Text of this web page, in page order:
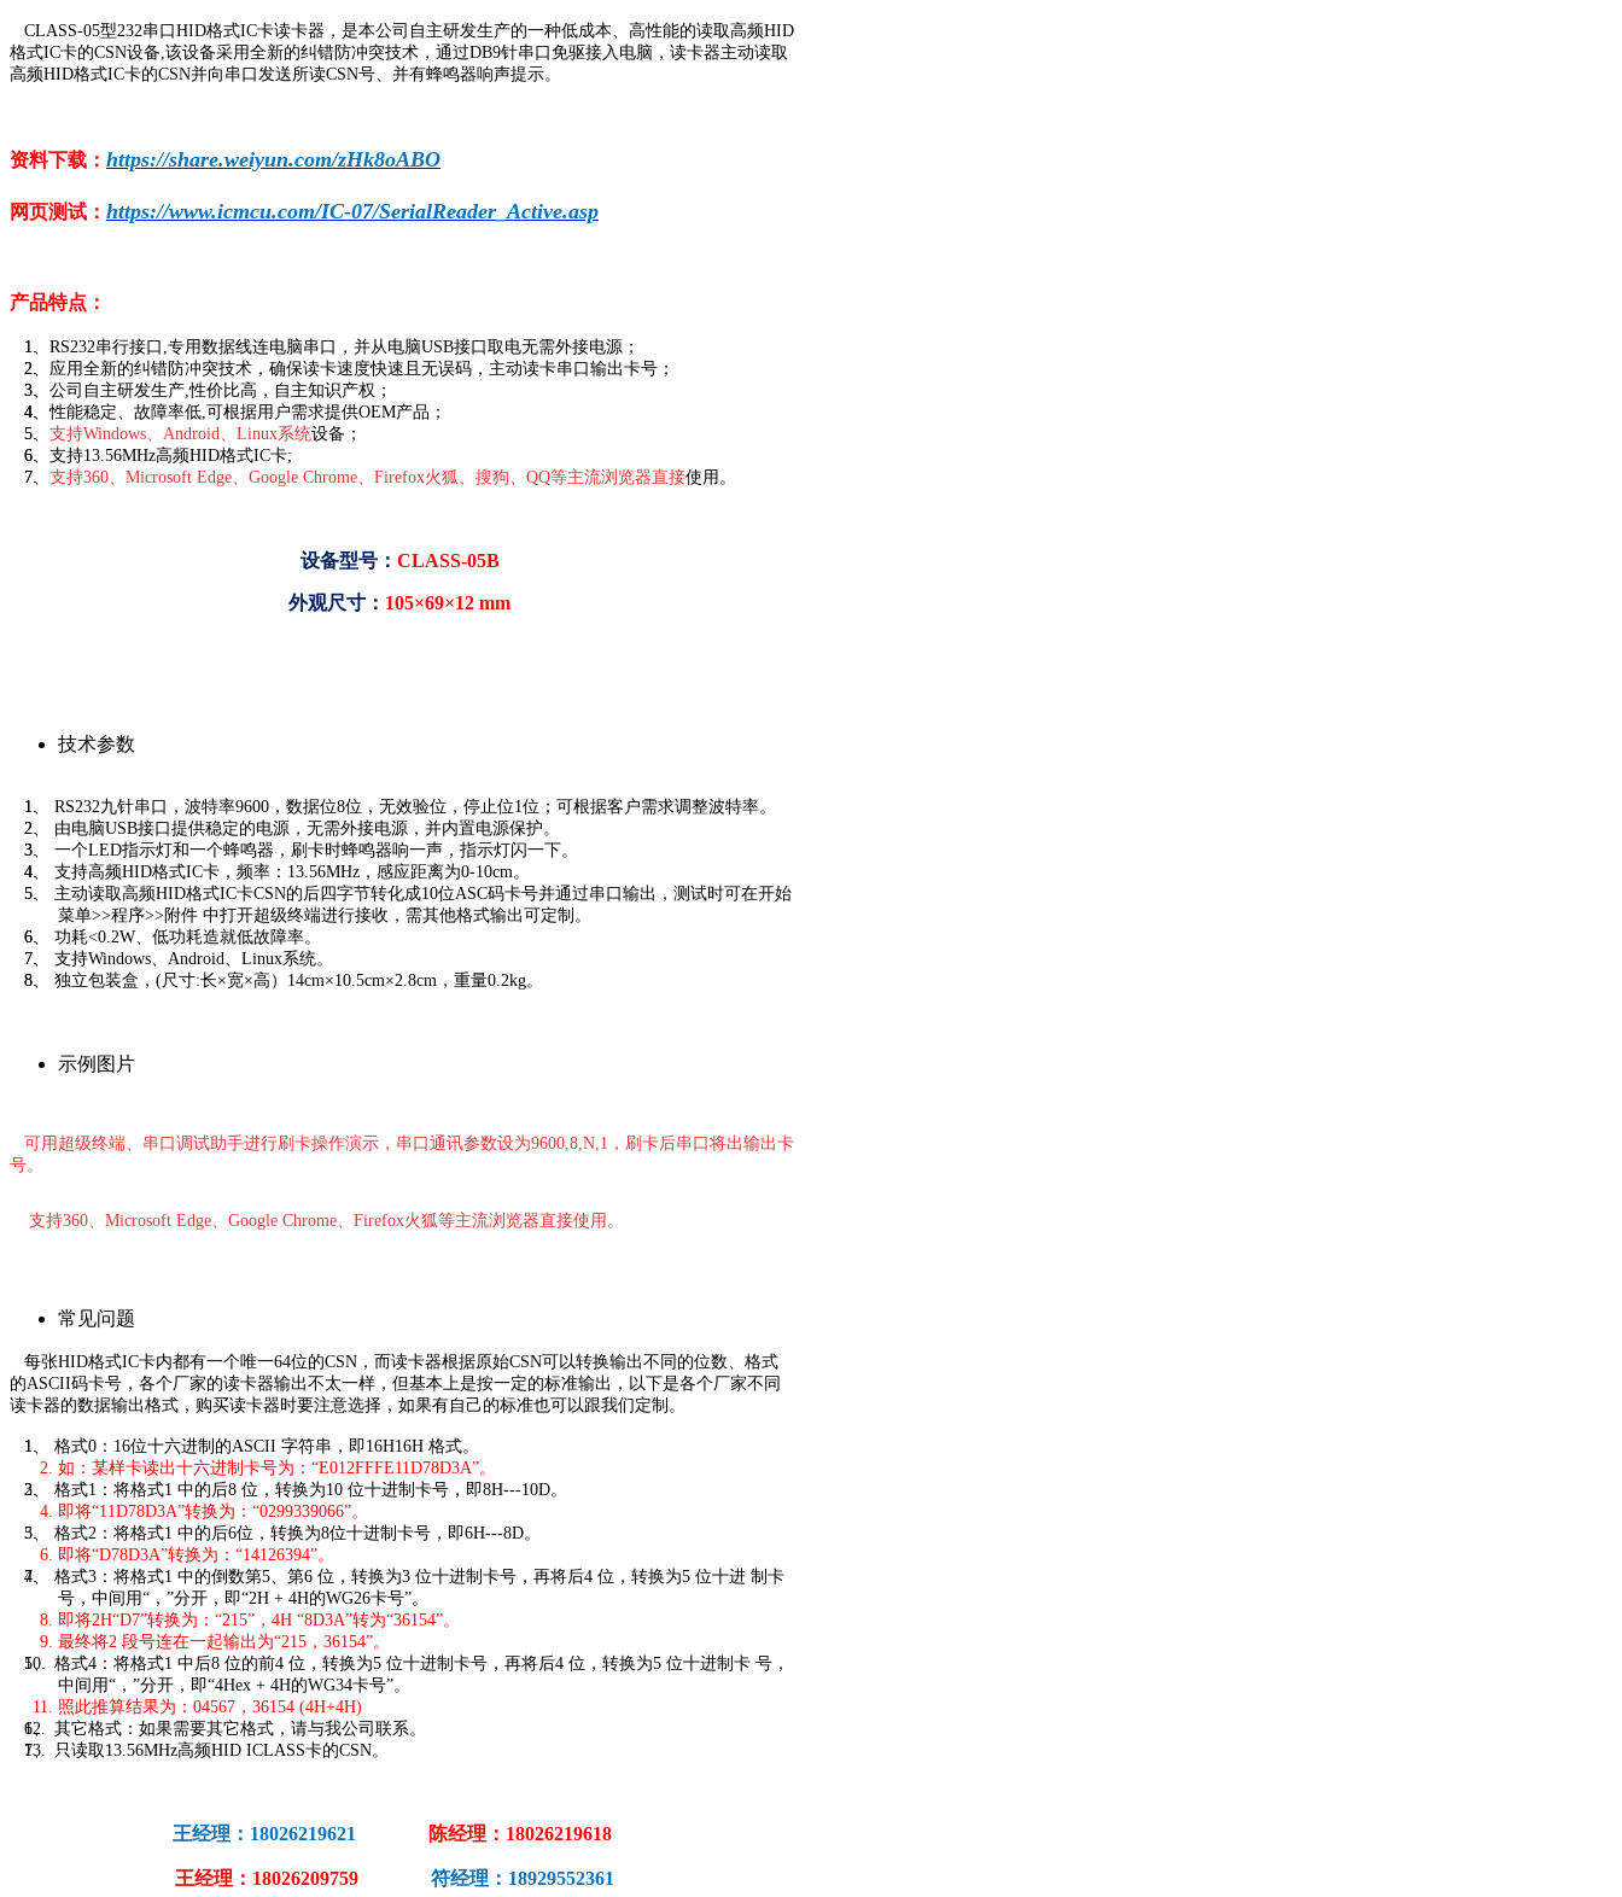
CLASS-05型232串口HID格式IC卡读卡器，是本公司自主研发生产的一种低成本、高性能的读取高频HID
格式IC卡的CSN设备,该设备采用全新的纠错防冲突技术 ，通过DB9针串口免驱接入电脑，读卡器主动读取
高频HID格式IC卡的CSN并向串口发送所读CSN号、并有蜂鸣器响声提示。
资料下载： https://share.weiyun.com/zHk8oABO
网页测试： https://www.icmcu.com/IC-07/SerialReader_Active.asp
产品特点：
1、RS232串行接口,专用数据线连电脑串口，并从电脑USB接口取电无需外接电源；
2、应用全新的纠错防冲突技术，确保读卡速度快速且无误码，主动读卡串口输出卡号；
3、公司自主研发生产,性价比高，自主知识产权；
4、性能稳定、故障率低,可根据用户需求提供OEM产品；
5、 支持Windows、Android、Linux系统设备；
6、支持13.56MHz高频HID格式IC卡;
7、 支持360、Microsoft Edge、Google Chrome、Firefox火狐、搜狗、QQ等主流浏览器直接使用。
设备型号： CLASS-05B
外观尺寸： 105×69×12 mm
技术参数
1、 RS232九针串口，波特率9600，数据位8位，无效验位，停止位1位；可根据客户需求调整波特率。
2、 由电脑USB接口提供稳定的电源，无需外接电源，并内置电源保护。
3、 一个LED指示灯和一个蜂鸣器，刷卡时蜂鸣器响一声，指示灯闪一下。
4、 支持高频HID格式IC卡，频率：13.56MHz，感应距离为0-10cm。
5、 主动读取高频HID格式IC卡CSN的后四字节转化成10位ASC码卡号并通过串口输出，测试时可在开始
菜单>>程序>>附件 中打开超级终端进行接收，需其他格式输出可定制。
6、 功耗<0.2W、低功耗造就低故障率。
7、 支持Windows、Android、Linux系统。
8、 独立包装盒，(尺寸:长×宽×高）14cm×10.5cm×2.8cm，重量0.2kg。
示例图片
可用 超级终端、 串口调试助手进行刷卡操作演示，串口通讯参数设为9600,8,N,1，刷卡后串口将出输出卡
号。
支持360、Microsoft Edge、Google Chrome、Firefox火狐等主流浏览器直接使用。
常见问题
每张HID格式IC卡内都有一个唯一64位的CSN，而读卡器根据原始CSN可以转换输出不同的位数、格式
的ASCII码卡号 ，各个厂家的读卡器输出不太一样，但基本上是按一定的标准输出，以下是各个厂家不同
读卡器的数据输出格式，购买读卡器时要注意选择，如果有自己的标准也可以跟我们定制。
1、 格式0：16位十六进制的ASCII 字符串，即16H16H 格式。
如：某样卡读出十六进制卡号为：“E012FFFE11D78D3A”。
2、 格式1：将格式1 中的后8 位，转换为10 位十进制卡号，即8H---10D。
即将“11D78D3A”转换为：“0299339066”。
3、 格式2：将格式1 中的后6位，转换为8位十进制卡号，即6H---8D。
即将“D78D3A”转换为：“14126394”。
4、 格式3：将格式1 中的倒数第5、第6 位，转换为3 位十进制卡号，再将后4 位，转换为5 位十进 制卡
号，中间用“，”分开，即“2H + 4H的WG26卡号”。
即将2H“D7”转换为：“215”，4H “8D3A”转为“36154”。
最终将2 段号连在一起输出为“215，36154”。
5、 格式4：将格式1 中后8 位的前4 位，转换为5 位十进制卡号，再将后4 位，转换为5 位十进制卡 号，
中间用“，”分开，即“4Hex + 4H的WG34卡号”。
照此推算结果为：04567，36154 (4H+4H)
6、 其它格式：如果需要其它格式，请与我公司联系。
7、 只读取13.56MHz高频HID ICLASS卡的CSN。
王经理：18026219621 陈经理：18026219618
王经理：18026209759 符经理：18929552361